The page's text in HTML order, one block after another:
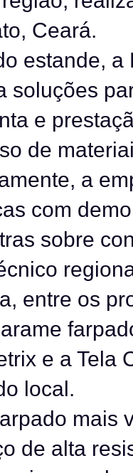
Ceará.
estande,
soluções
e
de
a
com
sobre
entre os
e a Tela
local.
mais
de alta